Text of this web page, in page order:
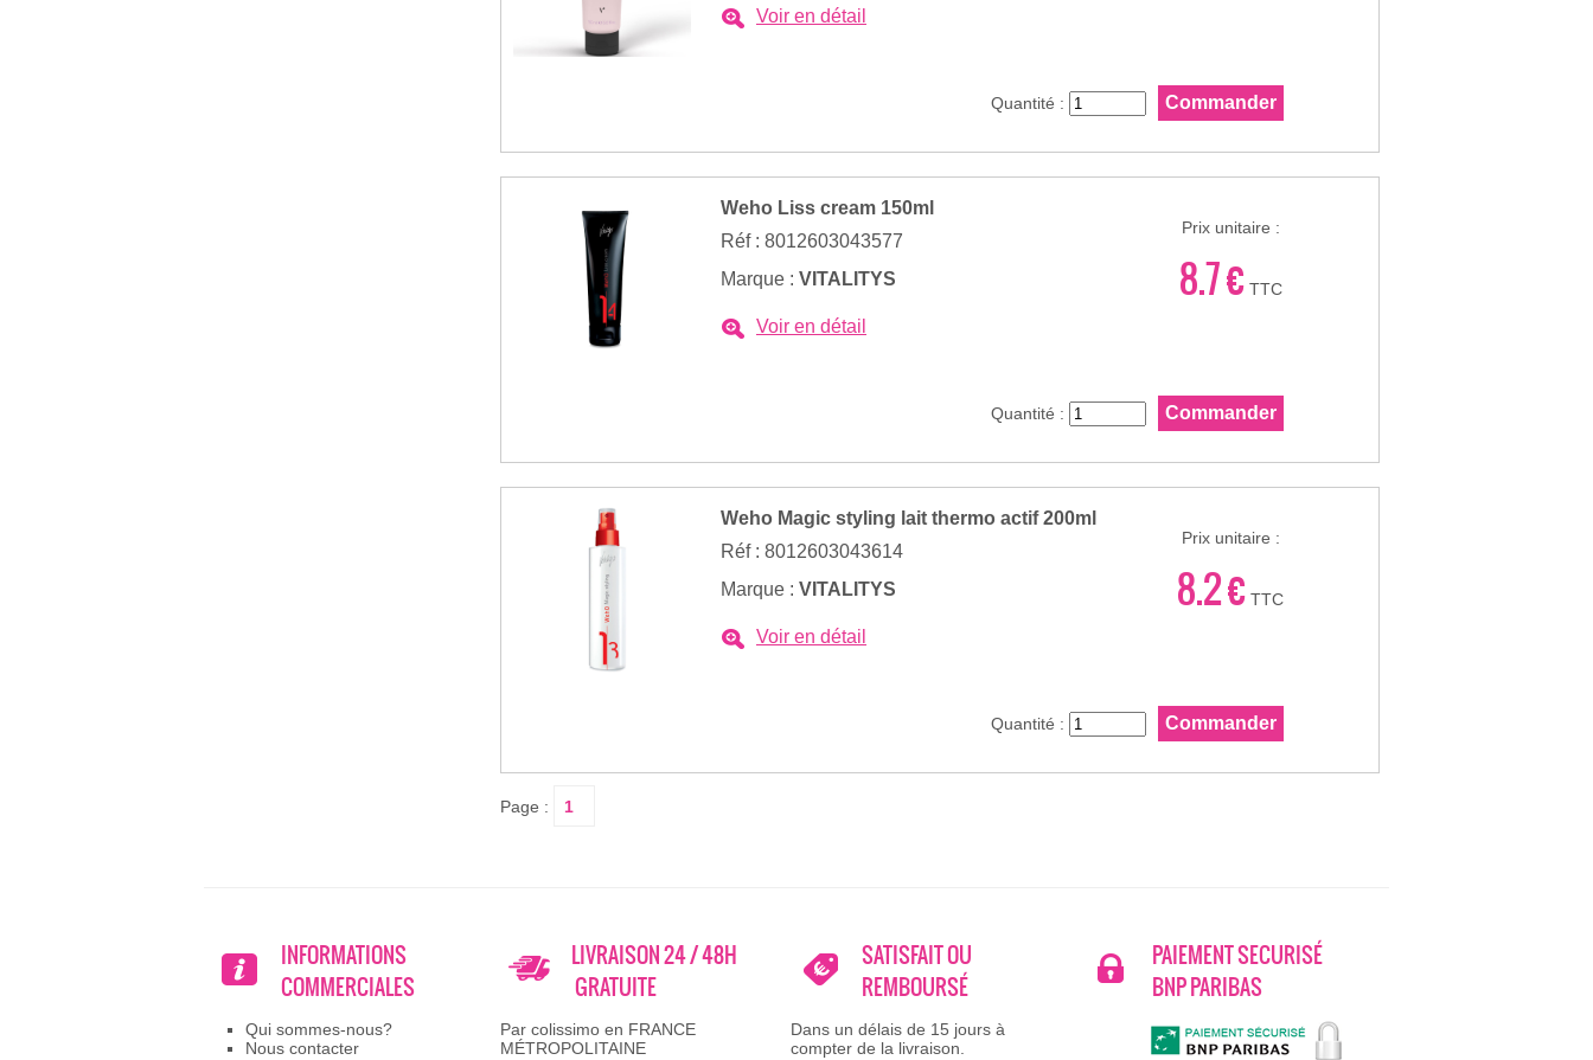
Voir en détail
Quantité :
Weho Liss cream 150ml
Réf : 8012603043577
Marque : VITALITYS
Voir en détail
Prix unitaire :
8.7 €TTC
Quantité :
Weho Magic styling lait thermo actif 200ml
Réf : 8012603043614
Marque : VITALITYS
Voir en détail
Prix unitaire :
8.2 € TTC
Quantité :
Page :
INFORMATIONS
COMMERCIALES
Qui sommes-nous?
Nous contacter
LIVRAISON 24 / 48H
GRATUITE
Par colissimo en FRANCE
MÉTROPOLITAINE
SATISFAIT OU
REMBOURSÉ
Dans un délais de 15 jours à
compter de la livraison.
PAIEMENT SECURISÉ
BNP PARIBAS